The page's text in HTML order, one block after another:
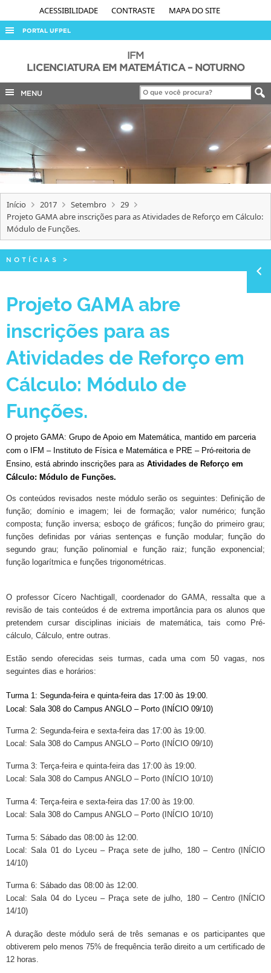
ACESSIBILIDADE CONTRASTE MAPA DO SITE
PORTAL UFPEL
AUDITORIA
COBALTO
CONCURSOS
EDITAIS
INTERNACIONAL
OUVIDORIA
PORTARIAS
TELEFONES
IFM
LICENCIATURA EM MATEMÁTICA – NOTURNO
MENU
Início 2017 Setembro
29
Projeto GAMA abre inscrições para as Atividades de Reforço em Cálculo:
Módulo de Funções.
NOTÍCIAS >
Projeto GAMA abre
inscrições para as
Atividades de Reforço em
Cálculo: Módulo de
Funções.
O projeto GAMA: Grupo de Apoio em Matemática, mantido em parceria
com o IFM – Instituto de Física e Matemática e PRE – Pró-reitoria de
Ensino, está abrindo inscrições para as Atividades de Reforço em
Cálculo: Módulo de Funções.
Os conteúdos revisados neste módulo serão os seguintes: Definição de
função; domínio e imagem; lei de formação; valor numérico; função
composta; função inversa; esboço de gráficos; função do primeiro grau;
funções definidas por várias sentenças e função modular; função do
segundo grau; função polinomial e função raiz; função exponencial;
função logarítmica e funções trigonométricas.
O professor Cícero Nachtigall, coordenador do GAMA, ressalta que a
revisão de tais conteúdos é de extrema importância para os alunos que
pretendem cursar disciplinas iniciais de matemática, tais como Pré-
cálculo, Cálculo, entre outras.
Estão sendo oferecidas seis turmas, cada uma com 50 vagas, nos
seguintes dias e horários:
Turma 1: Segunda-feira e quinta-feira das 17:00 às 19:00.
Local: Sala 308 do Campus ANGLO – Porto (INÍCIO 09/10)
Turma 2: Segunda-feira e sexta-feira das 17:00 às 19:00.
Local: Sala 308 do Campus ANGLO – Porto (INÍCIO 09/10)
Turma 3: Terça-feira e quinta-feira das 17:00 às 19:00.
Local: Sala 308 do Campus ANGLO – Porto (INÍCIO 10/10)
Turma 4: Terça-feira e sexta-feira das 17:00 às 19:00.
Local: Sala 308 do Campus ANGLO – Porto (INÍCIO 10/10)
Turma 5: Sábado das 08:00 às 12:00.
Local: Sala 01 do Lyceu – Praça sete de julho, 180 – Centro (INÍCIO
14/10)
Turma 6: Sábado das 08:00 às 12:00.
Local: Sala 04 do Lyceu – Praça sete de julho, 180 – Centro (INÍCIO
14/10)
A duração deste módulo será de três semanas e os participantes que
obtiverem pelo menos 75% de frequência terão direito a um certificado de
12 horas.